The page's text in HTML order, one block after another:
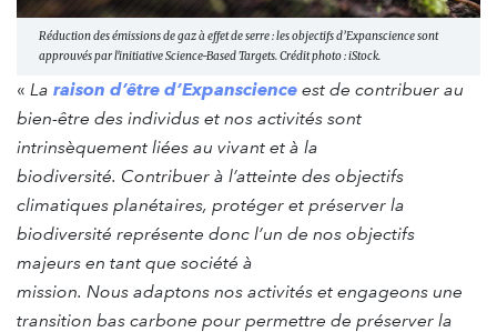
Réduction des émissions de gaz à effet de serre : les objectifs d’Expanscience sont
approuvés par l'initiative Science-Based Targets. Crédit photo : iStock.
« La raison d’être d’Expanscience est de contribuer au
bien-être des individus et nos activités sont
intrinsèquement liées au vivant et à la
biodiversité. Contribuer à l’atteinte des objectifs
climatiques planétaires, protéger et préserver la
biodiversité représente donc l’un de nos objectifs
majeurs en tant que société à
mission. Nous adaptons nos activités et engageons une
transition bas carbone pour permettre de préserver la